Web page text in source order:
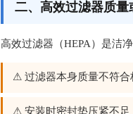
二、高效过滤器质
高效过滤器（HEPA）是洁
⚠ 过滤器本身质量不符